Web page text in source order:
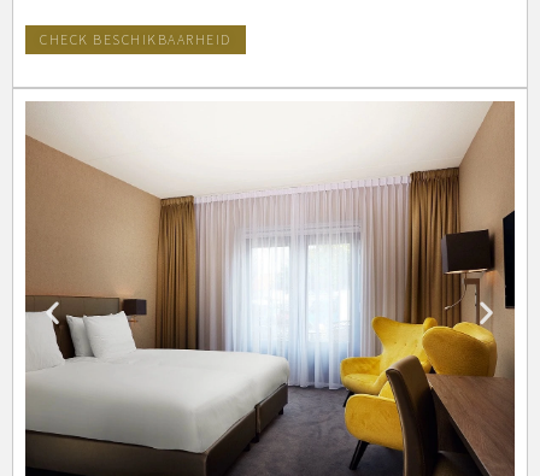
CHECK BESCHIKBAARHEID